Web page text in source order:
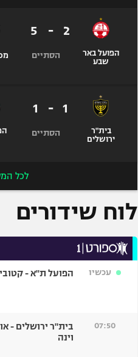
הפועל באר
שבע
2
-
5
הסתיים
בית"ר
ירושלים
1
-
1
הסתיים
לכל
לוח שידורים
עכשיו הפועל ת"א -
07:50
בית"ר ירושלים -
וינה